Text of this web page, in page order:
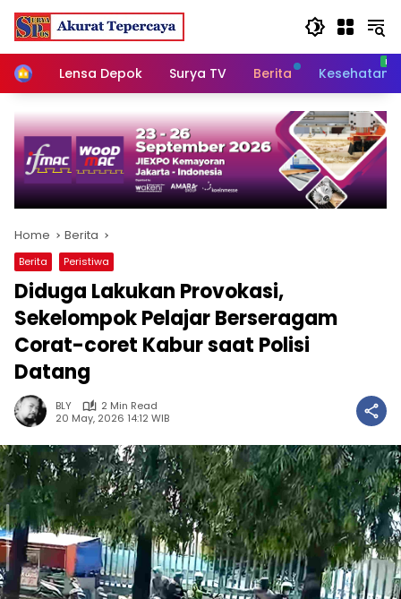
Skip
content
HomeLensa Depok Surya TV Berita Kesehatan
Home Berita
Berita Peristiwa
Diduga Lakukan Provokasi,
Sekelompok Pelajar Berseragam
Corat-coret Kabur saat Polisi
Datang
BLY
2 Min Read
20 May, 2026 14:12 WIB